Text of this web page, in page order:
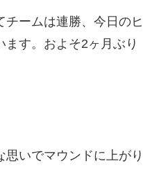
ームは連勝、今日のヒ
す。およそ2ヶ月ぶり
いでマウンドに上がり